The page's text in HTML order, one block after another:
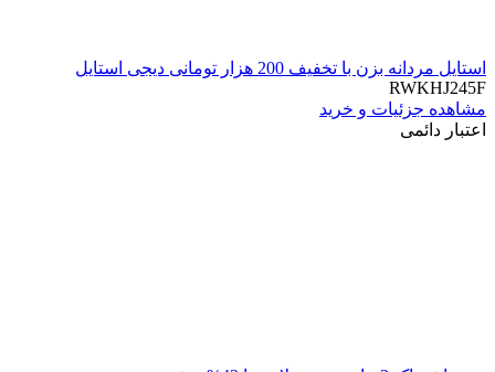
استایل مردانه بزن با تخفیف 200 هزار تومانی دیجی استایل
RWKHJ245F
مشاهده جزئیات و خرید
اعتبار دائمی